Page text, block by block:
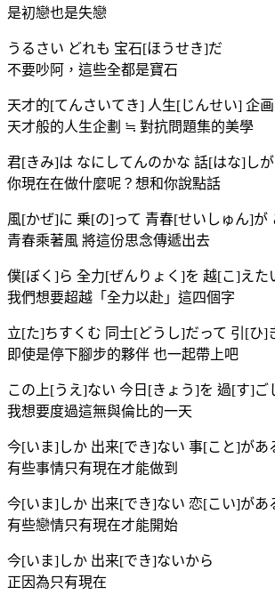
是初戀也是失戀
うるさい どれも 宝石[ほうせき]だ
不要吵阿，這些全都是寶石
天才的[てんさいてき] 人生[じんせい] 企
天才般的人生企劃 ≒ 對抗問題集的美學
君[きみ]は なにしてんのかな 話[はな]し
你現在在做什麼呢？想和你說點話
風[かぜ]に 乗[の]って 青春[せいしゅん]が
青春乘著風 將這份思念傳遞出去
僕[ぼく]ら 全力[ぜんりょく]を 越[こ]えた
我們想要超越「全力以赴」這四個字
立[た]ちすくむ 同士[どうし]だって 引[ひ]
即使是停下腳步的夥伴 也一起帶上吧
この上[うえ]ない 今日[きょう]を 過[す]ご
我想要度過這無與倫比的一天
今[いま]しか 出来[でき]ない 事[こと]があ
有些事情只有現在才能做到
今[いま]しか 出来[でき]ない 恋[こい]があ
有些戀情只有現在才能開始
今[いま]しか 出来[でき]ないから
正因為只有現在